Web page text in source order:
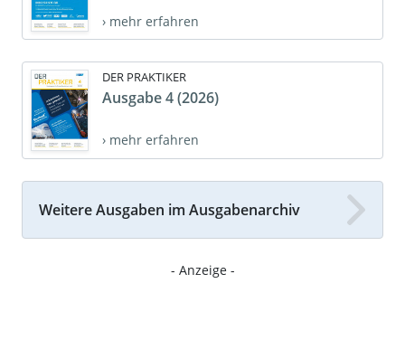
› mehr erfahren
DER PRAKTIKER
Ausgabe 4 (2026)
› mehr erfahren
Weitere Ausgaben im Ausgabenarchiv
- Anzeige -